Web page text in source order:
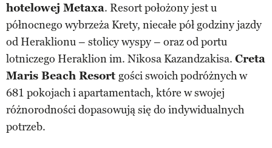
hotelowej Metaxa. Resort położony jest u
północnego wybrzeża Krety, niecałe pół godziny jazdy
od Heraklionu – stolicy wyspy – oraz od portu
lotniczego Heraklion im. Nikosa Kazandzakisa. Creta
Maris Beach Resort gości swoich podróżnych w
681 pokojach i apartamentach, które w swojej
różnorodności dopasowują się do indywidualnych
potrzeb.